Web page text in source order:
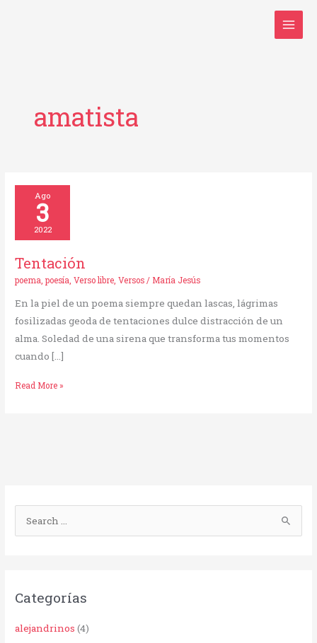
amatista
Ago
3
2022
Tentación
poema,poesía,Verso libre,Versos / María Jesús
En la piel de un poema siempre quedan lascas, lágrimas
fosilizadas geoda de tentaciones dulce distracción de un
alma. Soledad de una sirena que transforma tus momentos
cuando […]
Tentación
Read More »
a
Categorías
alejandrinos (4)